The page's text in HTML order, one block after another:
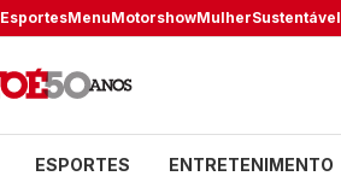
EsportesMenuMotorshowMulherSustentável
ESPORTES ENTRETENIMENTO